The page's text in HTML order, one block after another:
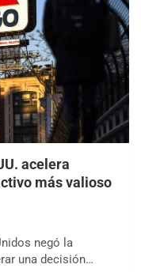
acelera
más valioso
negó la
una decisión…